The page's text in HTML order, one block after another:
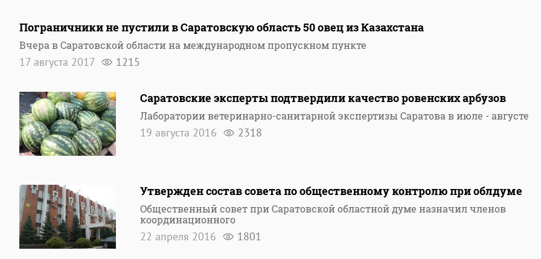
Пограничники не пустили в Саратовскую область 50 овец из Казахстана
Вчера в Саратовской области на международном пропускном пункте
17 августа 2017 1215
Саратовские эксперты подтвердили качество ровенских арбузов
Лаборатории ветеринарно-санитарной экспертизы Саратова в июле - августе
19 августа 2016 2318
Утвержден состав совета по общественному контролю при облдуме
Общественный совет при Саратовской областной думе назначил членов
координационного
22 апреля 2016 1801